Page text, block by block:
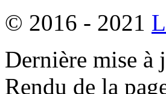
© 2016 - 2021
Dernière mise
Rendu de la